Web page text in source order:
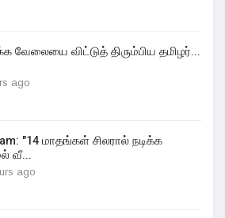
வேலையை விட்டுத் திரும்பிய தமிழர்...
ago
"14 மாதங்கள் சிலரால் நடிக்க
வீ...
ago